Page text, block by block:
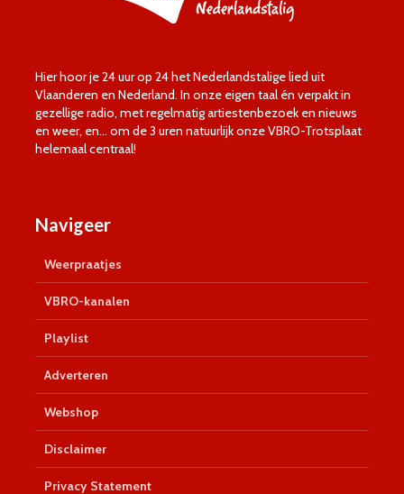
Hier hoor je 24 uur op 24 het Nederlandstalige lied uit
Vlaanderen en Nederland. In onze eigen taal én verpakt in
gezellige radio, met regelmatig artiestenbezoek en nieuws
en weer, en… om de 3 uren natuurlijk onze VBRO-Trotsplaat
helemaal centraal!
Navigeer
Weerpraatjes
VBRO-kanalen
Playlist
Adverteren
Webshop
Disclaimer
Privacy Statement